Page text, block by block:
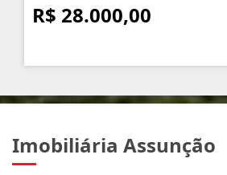
R$ 28.000,00
Imobiliária Assunção